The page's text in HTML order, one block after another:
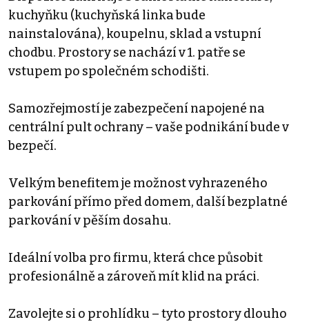
kuchyňku (kuchyňská linka bude
nainstalována), koupelnu, sklad a vstupní
chodbu. Prostory se nachází v 1. patře se
vstupem po společném schodišti.
Samozřejmostí je zabezpečení napojené na
centrální pult ochrany – vaše podnikání bude v
bezpečí.
Velkým benefitem je možnost vyhrazeného
parkování přímo před domem, další bezplatné
parkování v pěším dosahu.
Ideální volba pro firmu, která chce působit
profesionálně a zároveň mít klid na práci.
Zavolejte si o prohlídku – tyto prostory dlouho